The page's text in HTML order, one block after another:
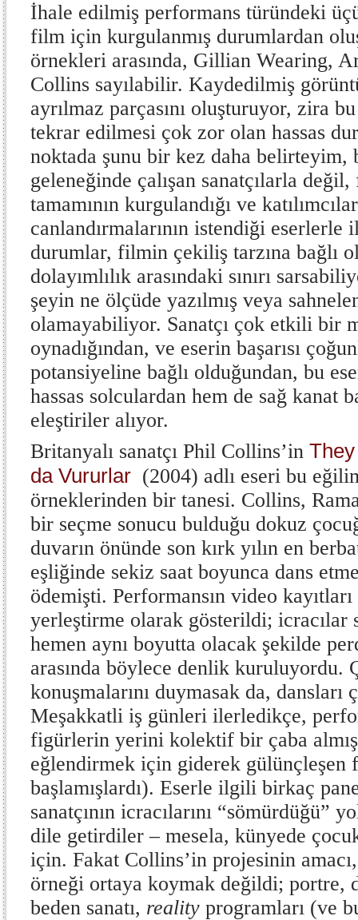
İhale edilmiş performans türündeki
film için kurgulanmış durumlardan
örnekleri arasında, Gillian Wearing,
Collins sayılabilir. Kaydedilmiş
ayrılmaz parçasını oluşturuyor, zira
tekrar edilmesi çok zor olan hassas
noktada şunu bir kez daha belirteyim,
geleneğinde çalışan sanatçılarla
tamamının kurgulandığı ve
canlandırmalarının istendiği
durumlar, filmin çekiliş tarzına bağlı
dolayımlılık arasındaki sınırı
şeyin ne ölçüde yazılmış veya
olamayabiliyor. Sanatçı çok etkili bir
oynadığından, ve eserin başarısı
potansiyeline bağlı olduğundan, bu
hassas solculardan hem de sağ kanat
eleştiriler alıyor.
Britanyalı sanatçı Phil Collins’in
da Vururlar (2004) adlı eseri bu
örneklerinden bir tanesi. Collins,
bir seçme sonucu bulduğu dokuz
duvarın önünde son kırk yılın en
eşliğinde sekiz saat boyunca dans
ödemişti. Performansın video
yerleştirme olarak gösterildi; icracılar
hemen aynı boyutta olacak şekilde
arasında böylece denlik kuruluyordu.
konuşmalarını duymasak da, dansları
Meşakkatli iş günleri ilerledikçe,
figürlerin yerini kolektif bir çaba
eğlendirmek için giderek gülünçleşen
başlamışlardı). Eserle ilgili birkaç
sanatçının icracılarını “sömürdüğü”
dile getirdiler – mesela, künyede
için. Fakat Collins’in projesinin
örneği ortaya koymak değildi; portre,
beden sanatı, reality programları (ve